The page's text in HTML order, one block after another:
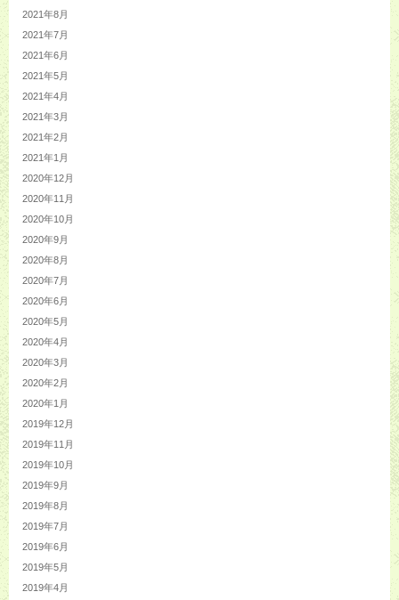
2021年8月
2021年7月
2021年6月
2021年5月
2021年4月
2021年3月
2021年2月
2021年1月
2020年12月
2020年11月
2020年10月
2020年9月
2020年8月
2020年7月
2020年6月
2020年5月
2020年4月
2020年3月
2020年2月
2020年1月
2019年12月
2019年11月
2019年10月
2019年9月
2019年8月
2019年7月
2019年6月
2019年5月
2019年4月